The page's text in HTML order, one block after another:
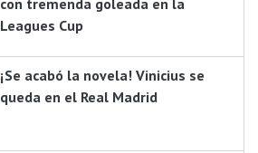
con tremenda goleada en la
Leagues Cup
¡Se acabó la novela! Vinicius se
queda en el Real Madrid